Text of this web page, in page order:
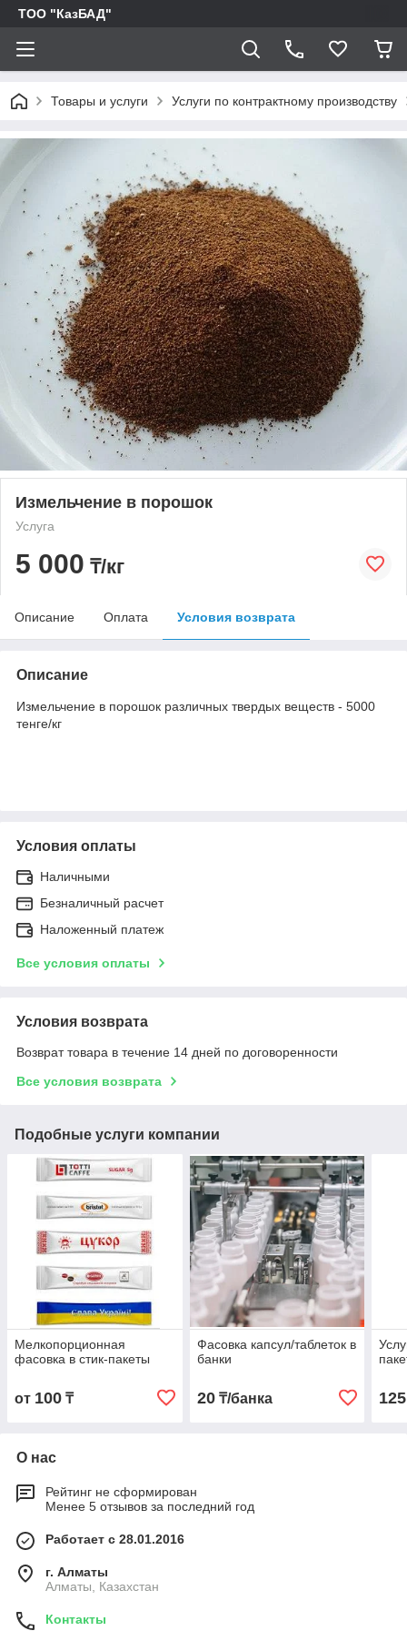
ТОО "КазБАД"
Товары и услуги Услуги по контрактному производству
Измельчение в порошок
Услуга
5 000 ₸/кг
Описание Оплата Условия возврата
Описание
Измельчение в порошок различных твердых веществ - 5000
тенге/кг
Условия оплаты
Наличными
Безналичный расчет
Наложенный платеж
Все условия оплаты
Условия возврата
Возврат товара в течение 14 дней по договоренности
Все условия возврата
Подобные услуги компании
Мелкопорционная
фасовка в стик-пакеты
от 100 ₸
Фасовка капсул/таблеток в
банки
20₸/банка 125
О нас
Рейтинг не сформирован
Менее 5 отзывов за последний год
Работает с 28.01.2016
г. Алматы
Алматы, Казахстан
Контакты